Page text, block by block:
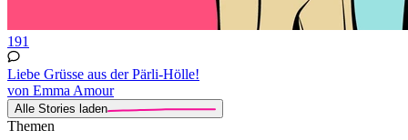
191
Liebe Grüsse aus der Pärli-Hölle!
von Emma Amour
Alle Stories laden
Themen